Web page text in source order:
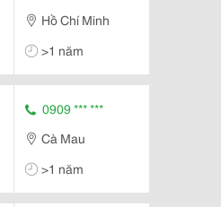
Hồ Chí Minh
>1 năm
0909 *** ***
Cà Mau
>1 năm